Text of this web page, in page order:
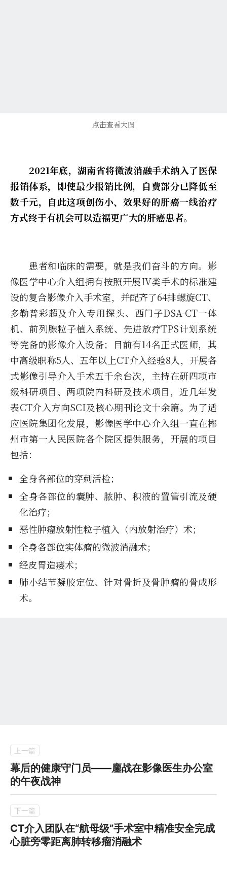
点击查看大图
2021年底，湖南省将微波消融手术纳入了医保
报销体系，即使最少报销比例，自费部分已降低至
数千元，自此这项创伤小、效果好的肝癌一线治疗
方式终于有机会可以造福更广大的肝癌患者。
患者和临床的需要，就是我们奋斗的方向。影
像医学中心介入组拥有按照开展IV类手术的标准建
设的复合影像介入手术室，并配齐了64排螺旋CT、
多勒普彩超及介入专用探头、西门子DSA-CT一体
机、前列腺粒子植入系统、先进放疗TPS计划系统
等完备的影像介入设备；目前有14名正式医师，其
中高级职称5人、五年以上CT介入经验8人，开展各
式影像引导介入手术五千余台次，主持在研四项市
级科研项目、两项院内科研及技术项目，近几年发
表CT介入方向SCI及核心期刊论文十余篇。为了适
应医院集团化发展，影像医学中心介入组一直在郴
州市第一人民医院各个院区提供服务，开展的项目
包括：
全身各部位的穿刺活检；
全身各部位的囊肿、脓肿、积液的置管引流及硬
化治疗；
恶性肿瘤放射性粒子植入（内放射治疗）术；
全身各部位实体瘤的微波消融术；
经皮胃造瘘术；
肺小结节凝胶定位、针对骨折及骨肿瘤的骨成形
术。
幕后的健康守门员——鏖战在影像医生办公室
的午夜战神
CT介入团队在“航母级”手术室中精准安全完成
心脏旁零距离肺转移瘤消融术